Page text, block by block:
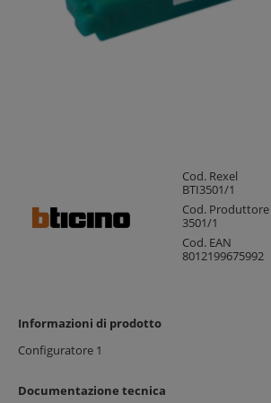
Cod. Rexel
BTI3501/1
Cod. Produttore
3501/1
Cod. EAN
8012199675992
Informazioni di prodotto
Configuratore 1
Documentazione tecnica